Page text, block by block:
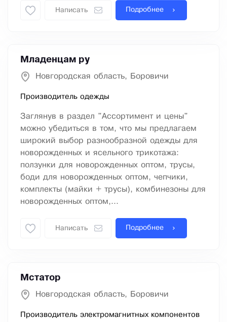
Написать Подробнее
Младенцам ру
Новгородская область, Боровичи
Производитель одежды
Заглянув в раздел "Ассортимент и цены"
можно убедиться в том, что мы предлагаем
широкий выбор разнообразной одежды для
новорожденных и ясельного трикотажа:
ползунки для новорожденных оптом, трусы,
боди для новорожденных оптом, чепчики,
комплекты (майки + трусы), комбинезоны для
новорожденных оптом,...
Написать Подробнее
Мстатор
Новгородская область, Боровичи
Производитель электромагнитных компонентов